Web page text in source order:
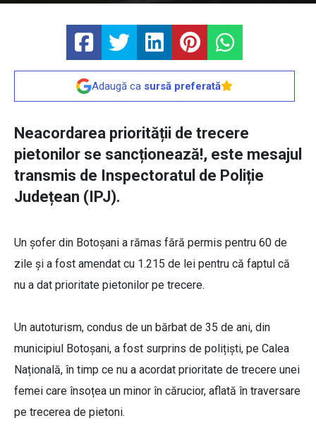
Adaugă ca sursă preferată
Neacordarea priorității de trecere
pietonilor se sancționează!, este mesajul
transmis de Inspectoratul de Poliție
Județean (IPJ).
Un șofer din Botoșani a rămas fără permis pentru 60 de
zile și a fost amendat cu 1.215 de lei pentru că faptul că
nu a dat prioritate pietonilor pe trecere.
Un autoturism, condus de un bărbat de 35 de ani, din
municipiul Botoșani, a fost surprins de polițiști, pe Calea
Națională, în timp ce nu a acordat prioritate de trecere unei
femei care însoțea un minor în cărucior, aflată în traversare
pe trecerea de pietoni.